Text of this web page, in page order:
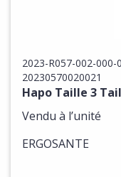
2023-R057-002-000-
20230570020021
Hapo Taille 3
Vendu à l’unité
ERGOSANTE